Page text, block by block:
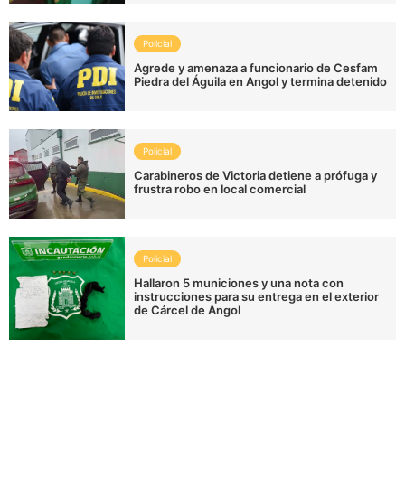
Policial
Agrede y amenaza a funcionario de Cesfam
Piedra del Águila en Angol y termina detenido
Policial
Carabineros de Victoria detiene a prófuga y
frustra robo en local comercial
Policial
Hallaron 5 municiones y una nota con
instrucciones para su entrega en el exterior
de Cárcel de Angol